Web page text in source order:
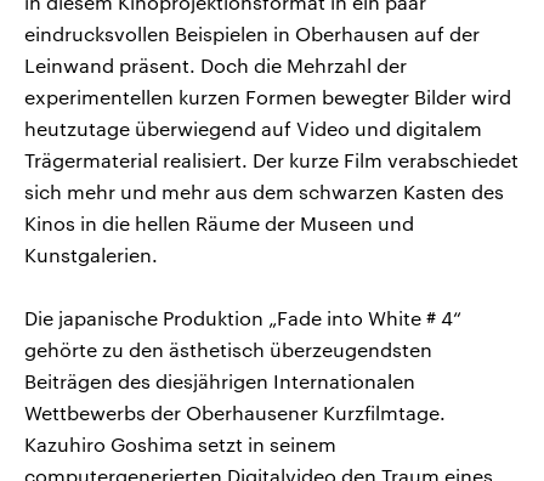
eindrucksvollen Beispielen in Oberhausen auf der
Leinwand präsent. Doch die Mehrzahl der
experimentellen kurzen Formen bewegter Bilder wird
heutzutage überwiegend auf Video und digitalem
Trägermaterial realisiert. Der kurze Film verabschiedet
sich mehr und mehr aus dem schwarzen Kasten des
Kinos in die hellen Räume der Museen und
Kunstgalerien.
Die japanische Produktion „Fade into White # 4“
gehörte zu den ästhetisch überzeugendsten
Beiträgen des diesjährigen Internationalen
Wettbewerbs der Oberhausener Kurzfilmtage.
Kazuhiro Goshima setzt in seinem
computergenerierten Digitalvideo den Traum eines